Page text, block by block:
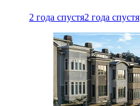
2 года спустя2 года спустя